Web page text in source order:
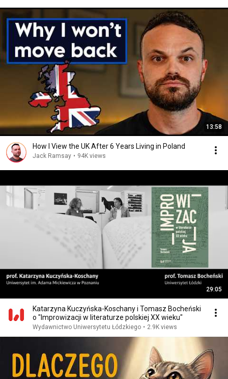
13:58
How I View the UK After 6 Years Living in Poland
Jack Ramsay • 94K views
29:05
Katarzyna Kuczyńska-Koschany i Tomasz Bocheński
o "Improwizacji w literaturze polskiej XX wieku"
Wydawnictwo Uniwersytetu Łódzkiego • 2.9K views